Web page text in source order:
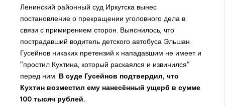
Ленинский районный суд Иркутска вынес
постановление о прекращении уголовного дела в
связи с примирением сторон. Выяснилось, что
пострадавший водитель детского автобуса Эльшан
Гусейнов никаких претензий к нападавшим не имеет и
"простил Кухтина, который раскаялся и извинился"
перед ним. В суде Гусейнов подтвердил, что
Кухтин возместил ему нанесённый ущерб в сумме
100 тысяч рублей.